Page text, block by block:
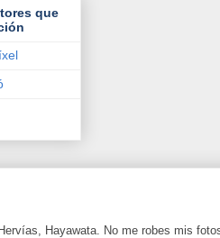
que
Hayawata. No me robes mis